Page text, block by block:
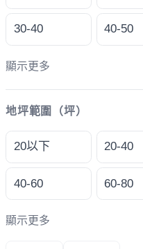
30-40 40-50
顯示更多
地坪範圍（坪）
20以下 20-40
40-60 60-80
顯示更多